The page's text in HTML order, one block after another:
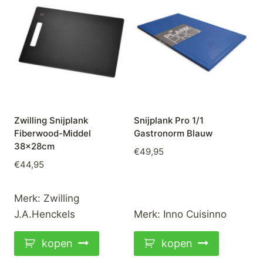
Zwilling Snijplank
Fiberwood-Middel
38x28cm
€44,95
Merk: Zwilling
J.A.Henckels
kopen
Snijplank Pro 1/1
Gastronorm Blauw
€49,95
Merk: Inno Cuisinno
kopen